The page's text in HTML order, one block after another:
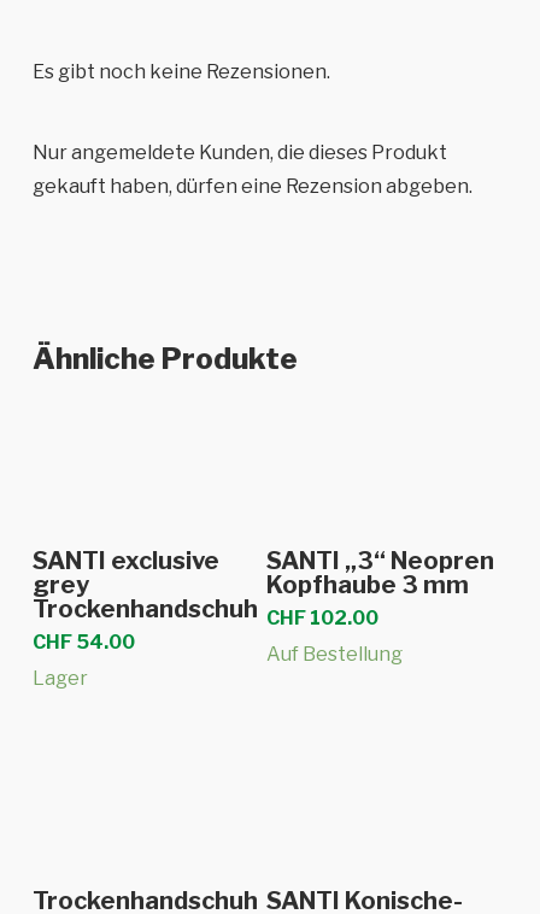
Es gibt noch keine Rezensionen.
Nur angemeldete Kunden, die dieses Produkt
gekauft haben, dürfen eine Rezension abgeben.
Ähnliche Produkte
Weiterlesen
SANTI exclusive
grey
Trockenhandschuh
CHF54.00
Lager
Ausführung
wählen
Produkt
weist
mehrere
SANTI „3“ Neopren
Kopfhaube 3 mm
CHF 102.00
Auf Bestellung
Ausführung
Trockenhandschuh
Ausführung
SANTI Konische-